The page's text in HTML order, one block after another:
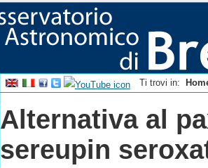
Ti trovi in:
Alternativa al
sereupin